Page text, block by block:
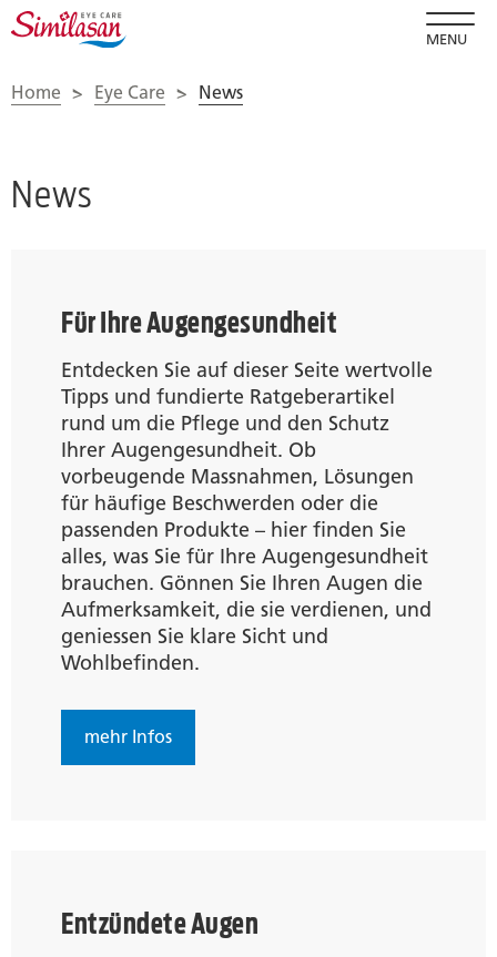
MENU
Home > Eye Care > News
News
Für Ihre Augengesundheit
Entdecken Sie auf dieser Seite wertvolle
Tipps und fundierte Ratgeberartikel
rund um die Pflege und den Schutz
Ihrer Augengesundheit. Ob
vorbeugende Massnahmen, Lösungen
für häufige Beschwerden oder die
passenden Produkte – hier finden Sie
alles, was Sie für Ihre Augengesundheit
brauchen. Gönnen Sie Ihren Augen die
Aufmerksamkeit, die sie verdienen, und
geniessen Sie klare Sicht und
Wohlbefinden.
mehr Infos
Entzündete Augen